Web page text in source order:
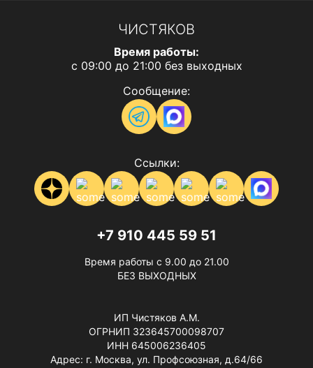
ЧИСТЯКОВ
Время работы:
с 09:00 до 21:00 без выходных
Сообщение:
Ссылки:
+7 910 445 59 51
Время работы с 9.00 до 21.00
БЕЗ ВЫХОДНЫХ
ИП Чистяков А.М.
ОГРНИП 323645700098707
ИНН 645006236405
Адрес: г. Москва, ул. Профсоюзная, д.64/66